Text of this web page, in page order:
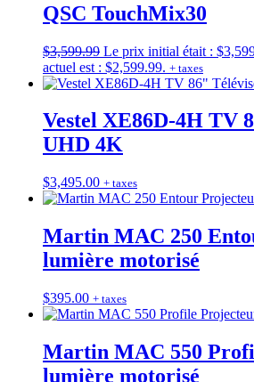
QSC TouchMix30
$3,599.99 Le prix initial était :
actuel est : $2,599.99. + taxes
Vestel XE86D-4H TV
UHD 4K
$3,495.00 + taxes
Martin MAC 250
lumière motorisé
$395.00 + taxes
Martin MAC 550
lumière motorisé